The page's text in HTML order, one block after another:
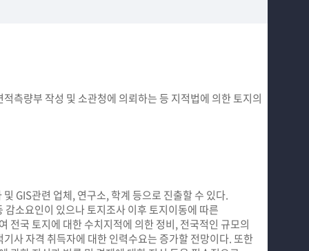
측량부 작성 및 소관청에 의뢰하는 등 지적법에 의한 토지의
GIS관련 업체, 연구소, 학계 등으로 진출할 수 있다.
소요인이 있으나 토지조사 이후 토지이동에 따른
전국 토지에 대한 수치지적에 의한 정비, 전국적인 규모의
사 자격 취득자에 대한 인력수요는 증가할 전망이다. 또한